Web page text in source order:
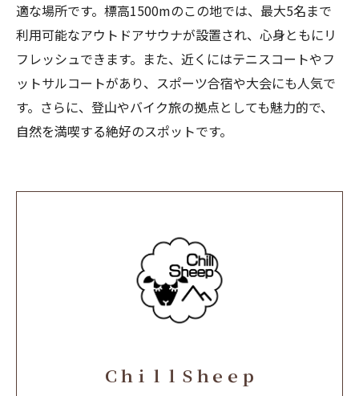
適な場所です。標高1500mのこの地では、最大5名まで
利用可能なアウトドアサウナが設置され、心身ともにリ
フレッシュできます。また、近くにはテニスコートやフ
ットサルコートがあり、スポーツ合宿や大会にも人気で
す。さらに、登山やバイク旅の拠点としても魅力的で、
自然を満喫する絶好のスポットです。
ＣｈｉｌｌＳｈｅｅｐ